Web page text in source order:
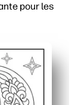
pour les
à colorier
concentration
pour les
besoin d'une